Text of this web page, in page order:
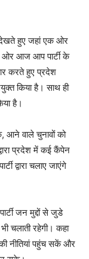
देखते हुए जहां एक ओर
आज आप पार्टी के
करते हुए प्रदेश
किया है। साथ ही
है।
आने वाले चुनावों को
प्रदेश में कई कैंपेन
द्वारा चलाए जाएंगे
जन मुद्दों से जुडे
चलाती रहेगी। कहा
नीतियां पहुंच सकें और